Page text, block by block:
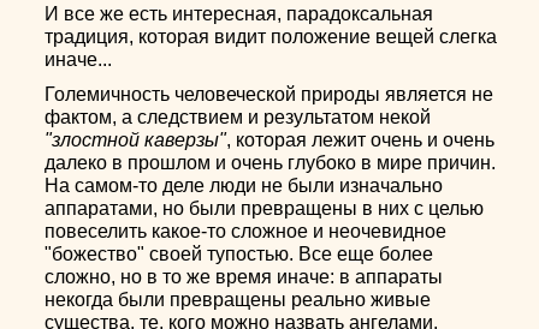
И все же есть интересная, парадоксальная
традиция, которая видит положение вещей слегка
иначе...
Големичность человеческой природы является не
фактом, а следствием и результатом некой
"злостной каверзы", которая лежит очень и очень
далеко в прошлом и очень глубоко в мире причин.
На самом-то деле люди не были изначально
аппаратами, но были превращены в них с целью
повеселить какое-то сложное и неочевидное
"божество" своей тупостью. Все еще более
сложно, но в то же время иначе: в аппараты
некогда были превращены реально живые
существа, те, кого можно назвать ангелами,